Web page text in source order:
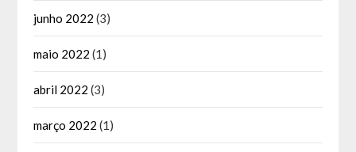
junho 2022 (3)
maio 2022 (1)
abril 2022 (3)
março 2022 (1)